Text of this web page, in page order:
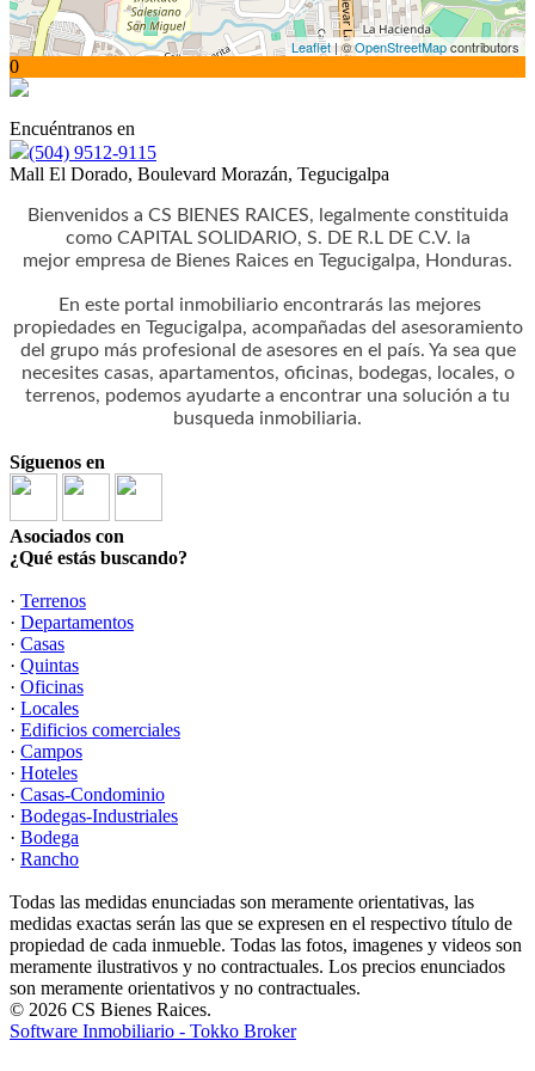
Leaflet| ©OpenStreetMapcontributors
0
Encuéntranos en
(504) 9512-9115
Mall El Dorado, Boulevard Morazán, Tegucigalpa
Bienvenidos a CS BIENES RAICES, legalmente constituida
como CAPITAL SOLIDARIO, S. DE R.L DE C.V. la
mejor empresa de Bienes Raices en Tegucigalpa, Honduras.
En este portal inmobiliario encontrarás las mejores
propiedades en Tegucigalpa, acompañadas del asesoramiento
del grupo más profesional de asesores en el país. Ya sea que
necesites casas, apartamentos, oficinas, bodegas, locales, o
terrenos, podemos ayudarte a encontrar una solución a tu
busqueda inmobiliaria.
Síguenos en
Asociados con
¿Qué estás buscando?
· Terrenos
· Departamentos
· Casas
· Quintas
· Oficinas
· Locales
· Edificios comerciales
· Campos
· Hoteles
· Casas-Condominio
· Bodegas-Industriales
· Bodega
· Rancho
Todas las medidas enunciadas son meramente orientativas, las
medidas exactas serán las que se expresen en el respectivo título de
propiedad de cada inmueble. Todas las fotos, imagenes y videos son
meramente ilustrativos y no contractuales. Los precios enunciados
son meramente orientativos y no contractuales.
© 2026 CS Bienes Raices.
Software Inmobiliario - Tokko Broker